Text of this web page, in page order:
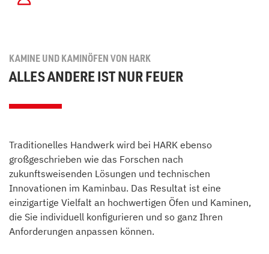
KAMINE UND KAMINÖFEN VON HARK
ALLES ANDERE IST NUR FEUER
Traditionelles Handwerk wird bei HARK ebenso
großgeschrieben wie das Forschen nach
zukunftsweisenden Lösungen und technischen
Innovationen im Kaminbau. Das Resultat ist eine
einzigartige Vielfalt an hochwertigen Öfen und Kaminen,
die Sie individuell konfigurieren und so ganz Ihren
Anforderungen anpassen können.